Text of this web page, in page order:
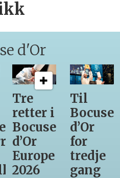
d'Or
Tre
retter i
Bocuse
d’Or
Europe
2026
Til
Bocuse
d’Or
for
tredje
gang